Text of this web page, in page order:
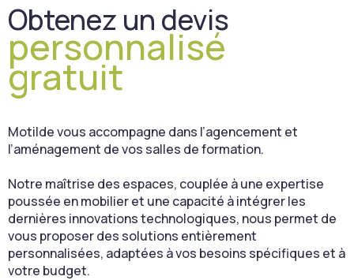
Obtenez un devis
personnalisé
gratuit
Motilde vous accompagne dans l’agencement et
l’aménagement de vos salles de formation.
Notre maîtrise des espaces, couplée à une expertise
poussée en mobilier et une capacité à intégrer les
dernières innovations technologiques, nous permet de
vous proposer des solutions entièrement
personnalisées, adaptées à vos besoins spécifiques et à
votre budget.